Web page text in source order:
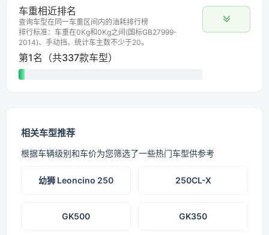
车重相近排名
查询车型在同一车重区间内的油耗排行榜
排行标准：车重在0Kg和0Kg之间(国标GB27999-
2014)、手动挡、统计车主数不少于20。
第1名（共337款车型）
相关车型推荐
根据车辆级别和车价为您筛选了一些热门车型供参考
幼狮 Leoncino 250 250CL-X
GK500 GK350